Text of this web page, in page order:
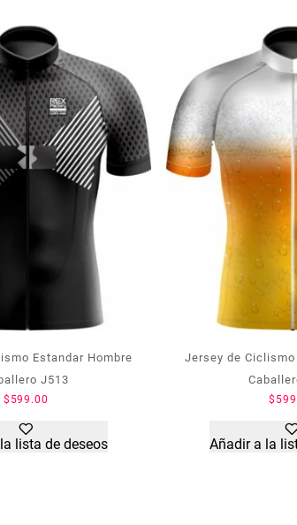
Estandar Hombre
J513
$ 599.00
lista de deseos
Jersey de
$
Añadir a la